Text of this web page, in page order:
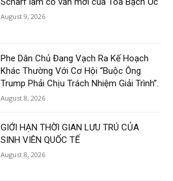
August 9, 2026
Phe Dân Chủ Đang Vạch Ra Kế Hoạch
Khác Thường Với Cơ Hội “Buộc Ông
Trump Phải Chịu Trách Nhiệm Giải Trình”.
August 8, 2026
GIỚI HẠN THỜI GIAN LƯU TRÚ CỦA
SINH VIÊN QUỐC TẾ
August 8, 2026